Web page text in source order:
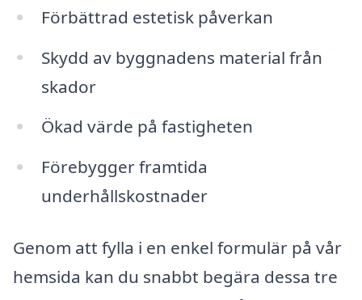
Förbättrad estetisk påverkan
Skydd av byggnadens material från
skador
Ökad värde på fastigheten
Förebygger framtida
underhållskostnader
Genom att fylla i en enkel formulär på vår
hemsida kan du snabbt begära dessa tre